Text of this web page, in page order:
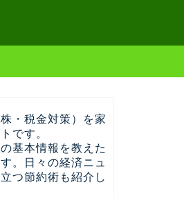
・税金対策）を家
です。
基本情報を教えた
。日々の経済ニュ
つ節約術も紹介し